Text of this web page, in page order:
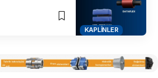
KAPLINLER